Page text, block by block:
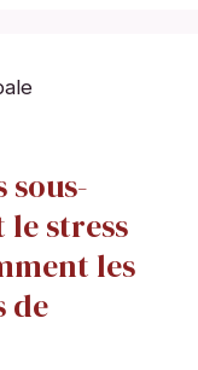
sous-
stress
les
de